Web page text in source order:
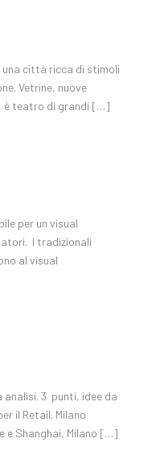
una città ricca di stimoli
Vetrine, nuove
è teatro di grandi […]
per un visual
I tradizionali
al visual
3 punti, idee da
il Retail. Milano
e Shanghai, Milano […]